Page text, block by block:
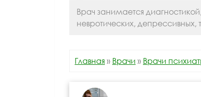
Врач занимается
невротических,
Главная » Врачи » Врачи